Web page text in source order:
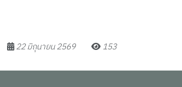
22 มิถุนายน 2569 153